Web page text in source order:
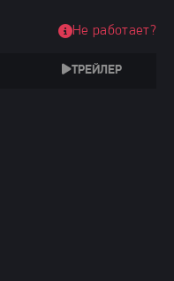
ТРЕЙЛЕР
Не работает?